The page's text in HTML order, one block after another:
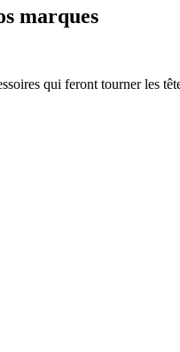
marques
qui feront tourner les